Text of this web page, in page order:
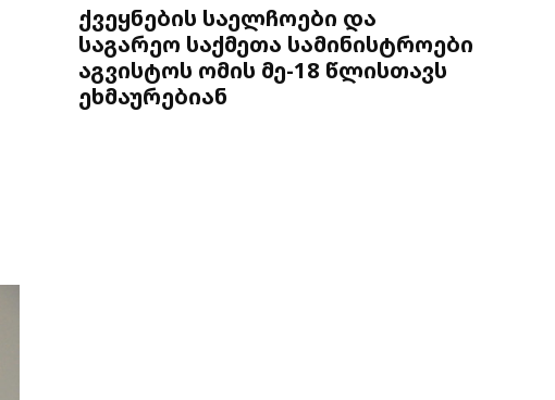
ქვეყნების საელჩოები და
საგარეო საქმეთა სამინისტროები
აგვისტოს ომის მე-18 წლისთავს
ეხმაურებიან